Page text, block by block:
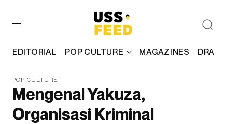
EDITORIAL POP CULTURE MAGAZINES
POP CULTURE
Mengenal Yakuza,
Organisasi Kriminal